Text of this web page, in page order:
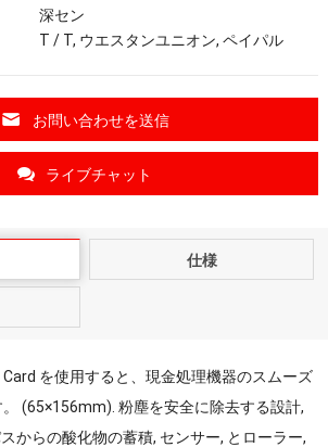
深セン
T / T, ウエスタンユニオン, ペイパル
お問い合わせを送信
ライブチャット
仕様
を使用すると、現金処理機器のスムーズ
(65×156mm). 粉塵を安全に除去する設計,
からの酸化物の蓄積, センサー, とローラー,